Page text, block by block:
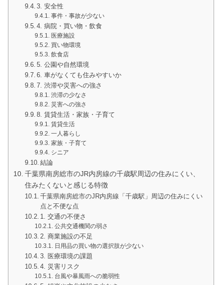
3. 安全性
事件・事故が少ない
4. 病院・買い物・飲食
医療施設
買い物環境
飲食店
5. 公園や自然環境
6. 車がなくても住みやすいか
7. 渋滞や災害への強さ
渋滞の少なさ
災害への強さ
8. 賃貸生活・家族・子育て
賃貸生活
一人暮らし
家族・子育て
シニア
結論
千葉県南房総市のJR内房線の千歳駅周辺の住みにくい、
住みたくないと感じる特徴
千葉県南房総市のJR内房線「千歳駅」周辺の住みにくい
点と不便な点
1. 交通の不便さ
公共交通機関の弱さ
2. 商業施設の不足
日用品の買い物の選択肢が少ない
3. 医療環境の課題
4. 災害リスク
台風や暴風雨への脆弱性